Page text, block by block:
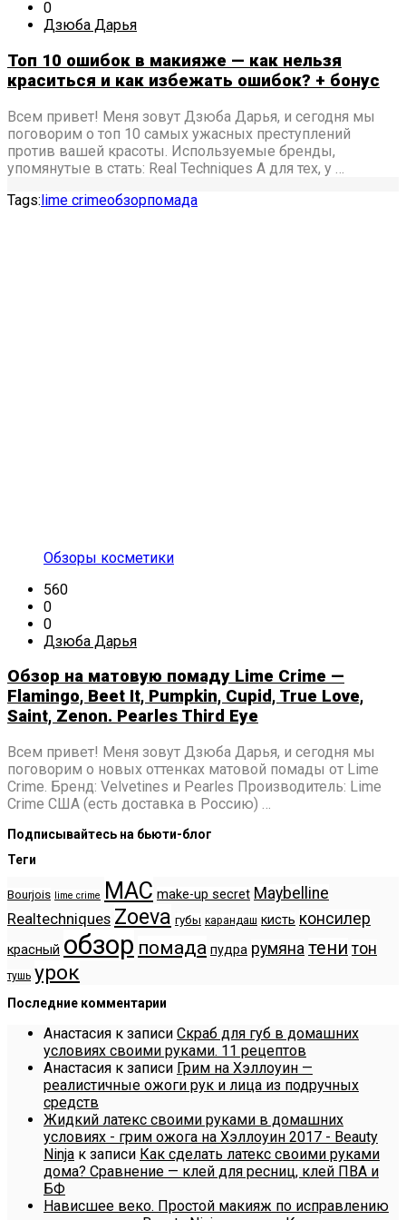
0
Дзюба Дарья
Топ 10 ошибок в макияже — как нельзя
краситься и как избежать ошибок? + бонус
Всем привет! Меня зовут Дзюба Дарья, и сегодня мы
поговорим о топ 10 самых ужасных преступлений
против вашей красоты. Используемые бренды,
упомянутые в стать: Real Techniques А для тех, у …
Tags:lime crimeобзорпомада
Обзоры косметики
560
0
0
Дзюба Дарья
Обзор на матовую помаду Lime Crime —
Flamingo, Beet It, Pumpkin, Cupid, True Love,
Saint, Zenon. Pearles Third Eye
Всем привет! Меня зовут Дзюба Дарья, и сегодня мы
поговорим о новых оттенках матовой помады от Lime
Crime. Бренд: Velvetines и Pearles Производитель: Lime
Crime США (есть доставка в Россию) …
Подписывайтесь на бьюти-блог
Теги
Bourjois lime crime MAC make-up secret Maybelline
Realtechniques Zoeva губы карандаш кисть консилер
красный обзор помада пудра румяна тени тон
тушь урок
Последние комментарии
Анастасия к записи Скраб для губ в домашних
условиях своими руками. 11 рецептов
Анастасия к записи Грим на Хэллоуин —
реалистичные ожоги рук и лица из подручных
средств
Жидкий латекс своими руками в домашних
условиях - грим ожога на Хэллоуин 2017 - Beauty
Ninja к записи Как сделать латекс своими руками
дома? Сравнение — клей для ресниц, клей ПВА и
БФ
Нависшее веко. Простой макияж по исправлению